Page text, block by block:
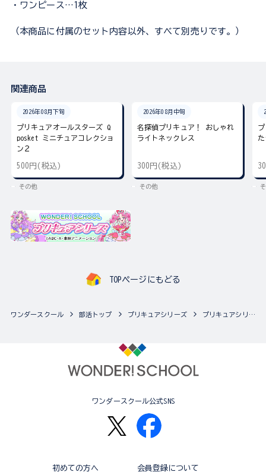
・ワンピース…1枚
（本商品に付属のセット内容以外、すべて別売りです。）
関連商品
2026年08月下旬
プリキュアオールスターズ Q
posket ミニチュアコレクショ
ン２
500円(税込)
その他
2026年08月中旬
名探偵プリキュア！ おしゃれ
ライトネックレス
300円(税込)
その他
TOPページにもどる
ワンダースクール 部活トップ プリキュアシリーズ プリキュアシリーズの最新商品一覧
ワンダースクール公式SNS
初めての方へ 会員登録について